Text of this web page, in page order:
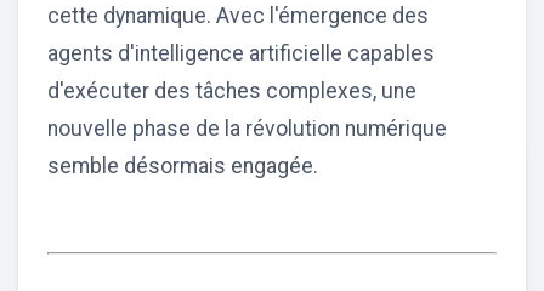
cette dynamique. Avec l'émergence des
agents d'intelligence artificielle capables
d'exécuter des tâches complexes, une
nouvelle phase de la révolution numérique
semble désormais engagée.